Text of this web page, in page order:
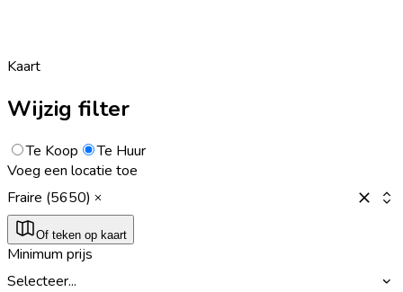
Kaart
Wijzig filter
Te Koop
Te Huur
Voeg een locatie toe
Fraire (5650)
Of teken op kaart
Minimum prijs
Selecteer...